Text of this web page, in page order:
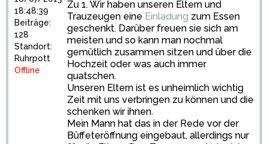
18:48:39
Beiträge:
128
Standort:
Ruhrpott
Offline
Zu 1. Wir haben unseren Eltern und
Trauzeugen eine Einladung zum Essen
geschenkt. Darüber freuen sie sich am
meisten und so kann man nochmal
gemütlich zusammen sitzen und über die
Hochzeit oder was auch immer
quatschen.
Unseren Eltern ist es unheimlich wichtig
Zeit mit uns verbringen zu können und die
schenken wir ihnen.
Mein Mann hat das in der Rede vor der
Büffeteröffnung eingebaut, allerdings nur